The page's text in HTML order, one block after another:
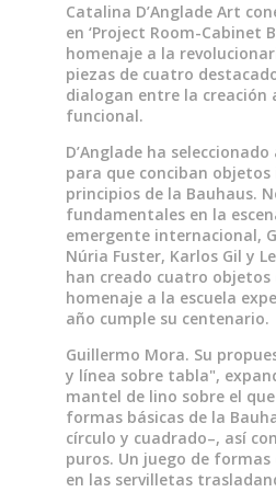
Catalina D’Anglade Art
en ‘Project Room-Cabinet
homenaje a la
piezas de cuatro
dialogan entre la creación
funcional.
D’Anglade ha
para que conciban
principios de la Bauhaus.
fundamentales en la
emergente internacional,
Núria Fuster, Karlos Gil y
han creado cuatro objetos
homenaje a la escuela
año cumple su centenario.
Guillermo Mora. Su
y línea sobre tabla",
mantel de lino sobre el
formas básicas de la
círculo y cuadrado–, así
puros. Un juego de
en las servilletas